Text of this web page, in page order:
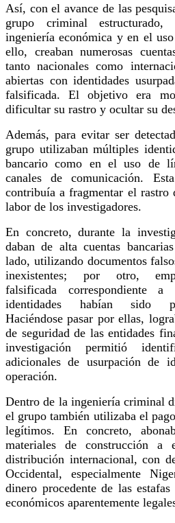
Así, con el avance de las
grupo criminal estructurado,
ingeniería económica y en el
ello, creaban numerosas
tanto nacionales como
abiertas con identidades
falsificada. El objetivo era
dificultar su rastro y ocultar su
Además, para evitar ser
grupo utilizaban múltiples
bancario como en el uso de
canales de comunicación.
contribuía a fragmentar el
labor de los investigadores.
En concreto, durante la
daban de alta cuentas
lado, utilizando documentos
inexistentes; por otro,
falsificada correspondiente a
identidades habían sido
Haciéndose pasar por ellas,
de seguridad de las entidades
investigación permitió
adicionales de usurpación de
operación.
Dentro de la ingeniería criminal
el grupo también utilizaba el
legítimos. En concreto,
materiales de construcción a
distribución internacional, con
Occidental, especialmente
dinero procedente de las
económicos aparentemente